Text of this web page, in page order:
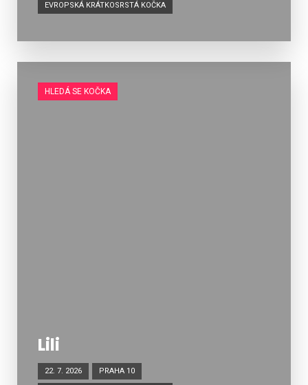
EVROPSKÁ KRÁTKOSRSTÁ KOČKA
HLEDÁ SE KOČKA
Lili
22. 7. 2026 PRAHA 10